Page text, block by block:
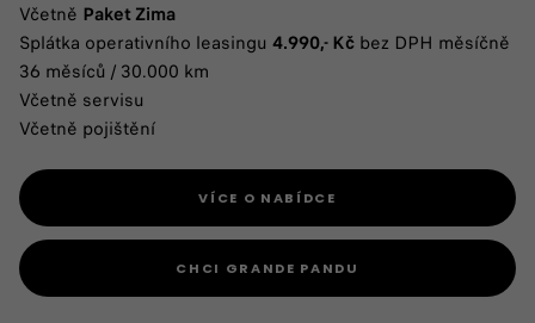
Včetně Paket Zima
Splátka operativního leasingu 4.990,- Kč bez DPH měsíčně
36 měsíců / 30.000 km
Včetně servisu
Včetně pojištění
VÍCE O NABÍDCE
CHCI GRANDE PANDU